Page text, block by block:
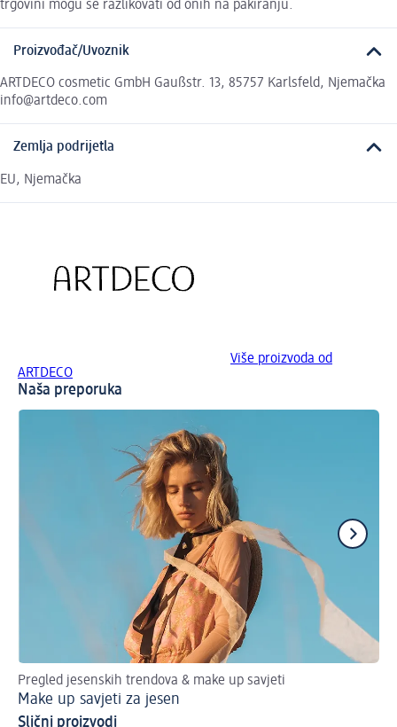
trgovini mogu se razlikovati od onih na pakiranju.
Proizvođač/Uvoznik
ARTDECO cosmetic GmbH Gaußstr. 13, 85757 Karlsfeld, Njemačka
info@artdeco.com
Zemlja podrijetla
EU, Njemačka
Više proizvoda od
ARTDECO
Naša preporuka
Pregled jesenskih trendova & make up savjeti
Make up savjeti za jesen
Slični proizvodi